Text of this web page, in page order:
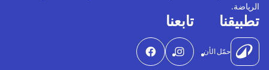
الرياضة.
تطبيقنا
حمّل الأن
تابعنا